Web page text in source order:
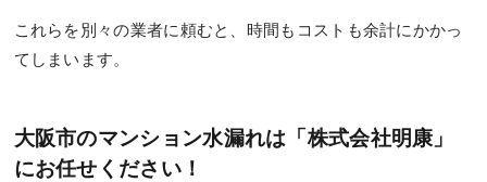
これらを別々の業者に頼むと、時間もコストも余計にかかっ
てしまいます。
大阪市のマンション水漏れは「株式会社明康」
にお任せください！